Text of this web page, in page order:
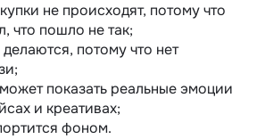
не происходят, потому что
что пошло не так;
потому что нет
показать реальные эмоции
и креативах;
фоном.